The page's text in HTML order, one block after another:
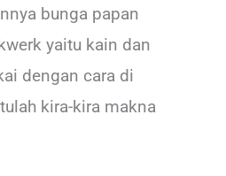
bunga papan
yaitu kain dan
dengan cara di
kira-kira makna